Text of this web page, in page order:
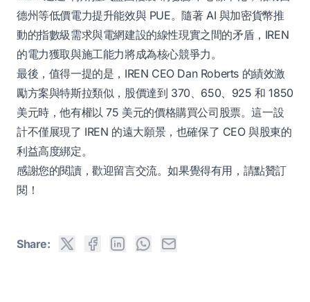
德州等低價電力提升能效與 PUE。隨著 AI 與加密貨幣推
動的指數級需求與電網建設的線性現實之間的矛盾，IREN
的電力獲取與施工能力將成為核心競爭力。
最後，值得一提的是，IREN CEO Dan Roberts 的績效激
勵方案與特斯拉類似，股價達到 370、650、925 和 1850
美元時，他有權以 75 美元的價格購買公司股票。這一設
計不僅展現了 IREN 的遠大願景，也確保了 CEO 與股東的
利益高度綁定。
感謝您的閱讀，歡迎留言交流。如果覺得有用，請點贊訂
閱！
Share: